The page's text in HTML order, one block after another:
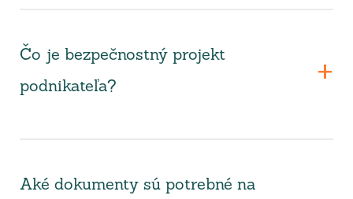
Čo je bezpečnostný projekt
podnikateľa?
Aké dokumenty sú potrebné na